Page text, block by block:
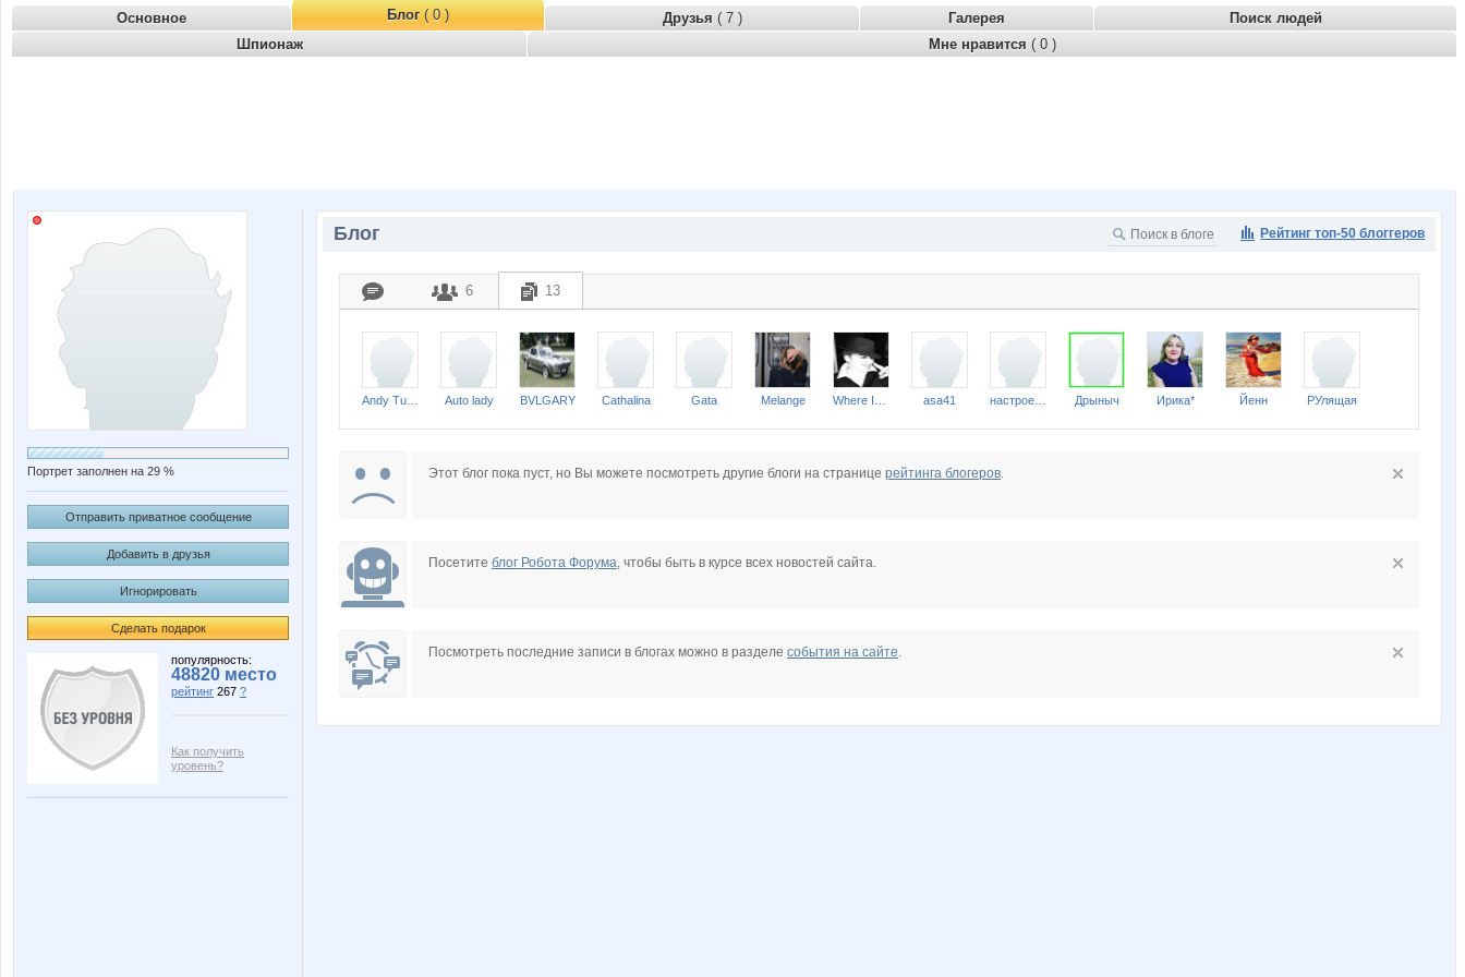
Основное Блог( 0 ) Друзья ( 7 ) Галерея
Поиск людей
Шпионаж
Мне нравится ( 0 )
Портрет заполнен на 29 %
Отправить приватное сообщение
Добавить в друзья
Игнорировать
Сделать подарок
популярность:
48820 место
рейтинг 267 ?
Как получить
уровень?
Рейтинг топ-50 блоггеров
Блог
6 13
Auto lady BVLGARY Cathalina Gata Melange asa41 Дрыныч Ирика* Йенн РУлящая
Этот блог пока пуст, но Вы можете посмотреть другие блоги на странице рейтинга блогеров.
Посетите блог Робота Форума, чтобы быть в курсе всех новостей сайта.
Посмотреть последние записи в блогах можно в разделе события на сайте.